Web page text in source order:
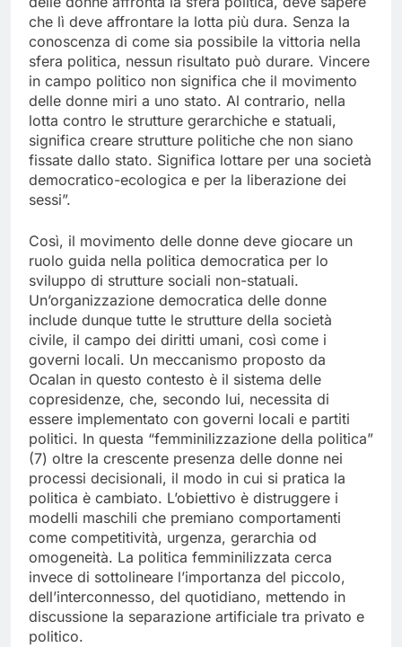
che lì deve affrontare la lotta più dura. Senza la
conoscenza di come sia possibile la vittoria nella
sfera politica, nessun risultato può durare. Vincere
in campo politico non significa che il movimento
delle donne miri a uno stato. Al contrario, nella
lotta contro le strutture gerarchiche e statuali,
significa creare strutture politiche che non siano
fissate dallo stato. Significa lottare per una società
democratico-ecologica e per la liberazione dei
sessi”.
Così, il movimento delle donne deve giocare un
ruolo guida nella politica democratica per lo
sviluppo di strutture sociali non-statuali.
Un’organizzazione democratica delle donne
include dunque tutte le strutture della società
civile, il campo dei diritti umani, così come i
governi locali. Un meccanismo proposto da
Ocalan in questo contesto è il sistema delle
copresidenze, che, secondo lui, necessita di
essere implementato con governi locali e partiti
politici. In questa “femminilizzazione della politica”
(7) oltre la crescente presenza delle donne nei
processi decisionali, il modo in cui si pratica la
politica è cambiato. L’obiettivo è distruggere i
modelli maschili che premiano comportamenti
come competitività, urgenza, gerarchia od
omogeneità. La politica femminilizzata cerca
invece di sottolineare l’importanza del piccolo,
dell’interconnesso, del quotidiano, mettendo in
discussione la separazione artificiale tra privato e
politico.